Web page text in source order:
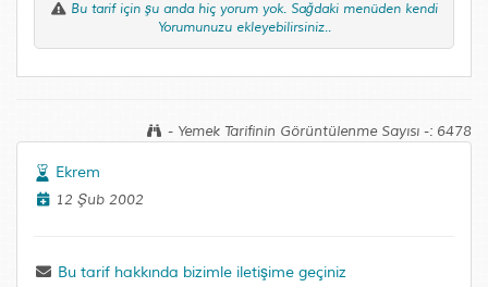
Bu tarif için şu anda hiç yorum yok. Sağdaki menüden kendi
Yorumunuzu ekleyebilirsiniz..
- Yemek Tarifinin Görüntülenme Sayısı -: 6478
Ekrem
12 Şub 2002
Bu tarif hakkında bizimle iletişime geçiniz